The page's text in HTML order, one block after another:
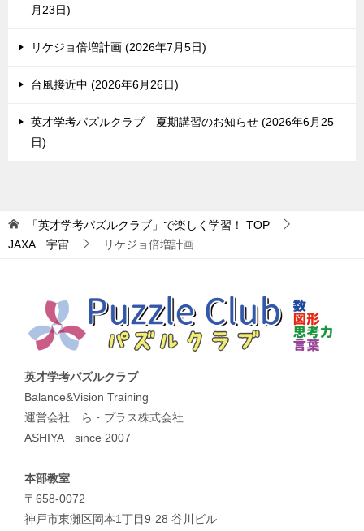
月23日
リケジョ倍増計画 2026年7月5日
台風接近中 2026年6月26日
英才学考パズルクラブ 夏期講習のお知らせ
2026年6月25
日
「英才学考パズルクラブ」で楽しく学習！
TOP
JAXA 宇宙
リケジョ倍増計画
英才学考パズルクラブ
Balance&Vision Training
運営会社 ら・プラス株式会社
ASHIYA since 2007
本部教室
〒658-0072
神戸市東灘区岡本1丁目9-28 谷川ビル